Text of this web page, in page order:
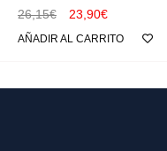
26,15€ 23,90€
AÑADIR AL CARRITO